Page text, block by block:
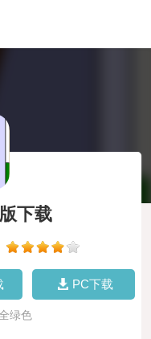
下载
PC下载
绿色